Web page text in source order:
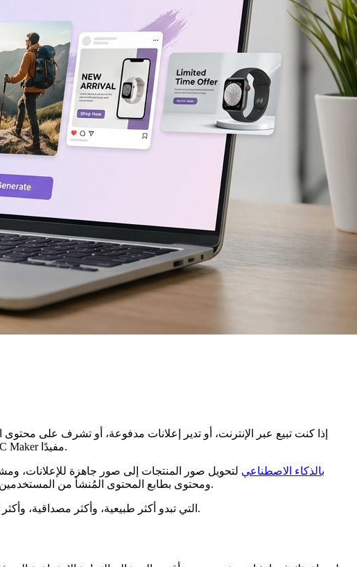
إذا كنت تبيع عبر الإنترنت، أو تدير إعلانات مدفوعة، أو تشرف على محتوى
من UGC Maker مفيدًا.
مولّد صور UGC بالذكاء الاصطناعي لتحويل صور المنتجات إلى صور جاهزة للإعلانات،
ومحتوى بطابع المحتوى المُنشأ من المستخدمين بشكل أسرع. الواجهة بسيطة بما يكفي للمبتدئين، لكنها مرنة بما يكفي للمسوّقين الذين يرغبون في اختبار اتجاهات إبداعية متعددة.
يتناول هذا الدليل الأداة بشكل عملي، بدءًا من اختيار النموذج المناسب إلى كتابة المطالبات (Prompts) التي تبدو أكثر طبيعية، وأكثر مصداقية، وأكثر فاعلية في التسويق الحقيقي.